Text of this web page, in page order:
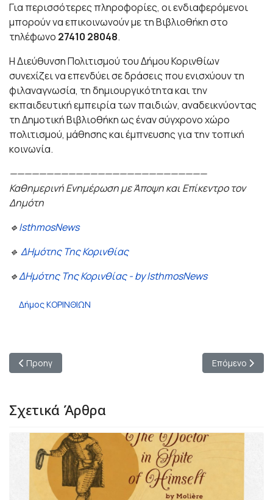
Για περισσότερες πληροφορίες, οι ενδιαφερόμενοι
μπορούν να επικοινωνούν με τη Βιβλιοθήκη στο
τηλέφωνο 27410 28048.
Η Διεύθυνση Πολιτισμού του Δήμου Κορινθίων
συνεχίζει να επενδύει σε δράσεις που ενισχύουν τη
φιλαναγνωσία, τη δημιουργικότητα και την
εκπαιδευτική εμπειρία των παιδιών, αναδεικνύοντας
τη Δημοτική Βιβλιοθήκη ως έναν σύγχρονο χώρο
πολιτισμού, μάθησης και έμπνευσης για την τοπική
κοινωνία.
———————————————————————————
Καθημερινή Ενημέρωση με Άποψη και Επίκεντρο τον
Δημότη
🔹IsthmosNews
🔹 ΔΗμότης Της Κορινθίας
🔹ΔΗμότης Της Κορινθίας - by IsthmosNews
Δήμος ΚΟΡΙΝΘΙΩΝ
Προηγούμενο άρθρο: Η Φωτογραφία της Ημέρας: Ο
Προηγ Επόμενο
Επόμενο
Σχετικά Άρθρα